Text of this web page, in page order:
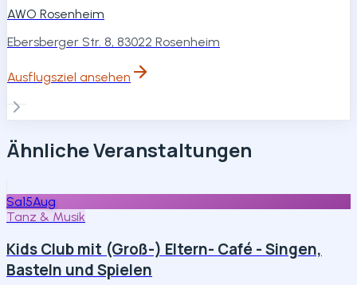
AWO Rosenheim
Ebersberger Str. 8, 83022 Rosenheim
Ausflugsziel ansehen
Ähnliche Veranstaltungen
Sa15Aug
Tanz & Musik
Kids Club mit (Groß-) Eltern- Café - Singen,
Basteln und Spielen